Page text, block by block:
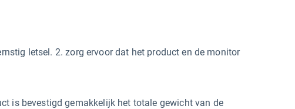
letsel. 2. zorg ervoor dat het product en de monitor
is bevestigd gemakkelijk het totale gewicht van de